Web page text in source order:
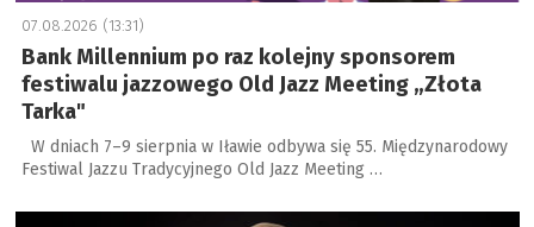
07.08.2026 (13:31)
Bank Millennium po raz kolejny sponsorem
festiwalu jazzowego Old Jazz Meeting „Złota
Tarka"
W dniach 7–9 sierpnia w Iławie odbywa się 55. Międzynarodowy
Festiwal Jazzu Tradycyjnego Old Jazz Meeting …
a